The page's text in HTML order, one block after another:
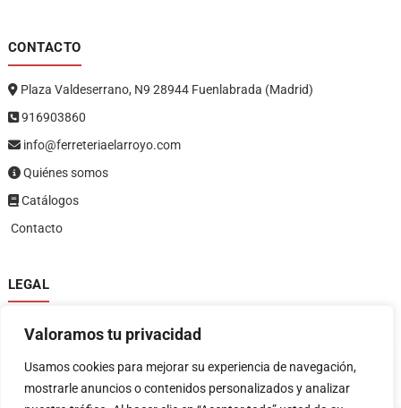
Valoramos tu privacidad
Usamos cookies para mejorar su experiencia de navegación,
mostrarle anuncios o contenidos personalizados y analizar
CONTACTO
Plaza Valdeserrano, N9 28944 Fuenlabrada (Madrid)
916903860
info@ferreteriaelarroyo.com
Quiénes somos
Catálogos
Contacto
LEGAL
Política de privacidad
Política de devoluciones y reembolsos
Términos y condiciones